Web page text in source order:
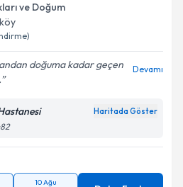
ve Doğum
doğuma kadar geçen
Devamı
Haritada Göster
10 Ağu